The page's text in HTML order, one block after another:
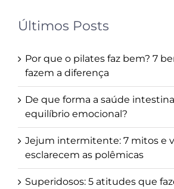
Últimos Posts
Por que o pilates faz bem? 7
fazem a diferença
De que forma a saúde
equilíbrio emocional?
Jejum intermitente: 7 mitos e
esclarecem as polêmicas
Superidosos: 5 atitudes que